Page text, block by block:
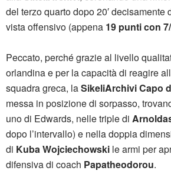
del terzo quarto dopo 20′ decisamente
vista offensivo (appena 19 punti con
Peccato, perché grazie al livello
orlandina e per la capacità di reagire
squadra greca, laSikeliArchivi Capo
messa in posizione di sorpasso,
uno di Edwards, nelle triple di
dopo l’intervallo) e nella doppia
di Kuba Wojciechowski le armi per
difensiva di coach Papatheodorou.